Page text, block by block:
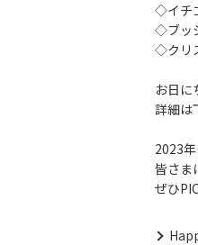
◇イチ
◇ブッ
◇クリ
お日に
詳細は
2023
皆さま
ぜひ